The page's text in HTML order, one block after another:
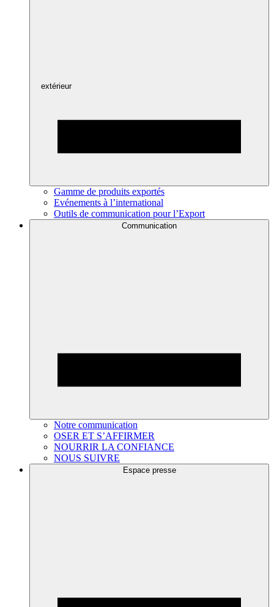
extérieur
Gamme de produits exportés
Evénements à l’international
Outils de communication pour l’Export
Communication
Notre communication
OSER ET S’AFFIRMER
NOURRIR LA CONFIANCE
NOUS SUIVRE
Espace presse